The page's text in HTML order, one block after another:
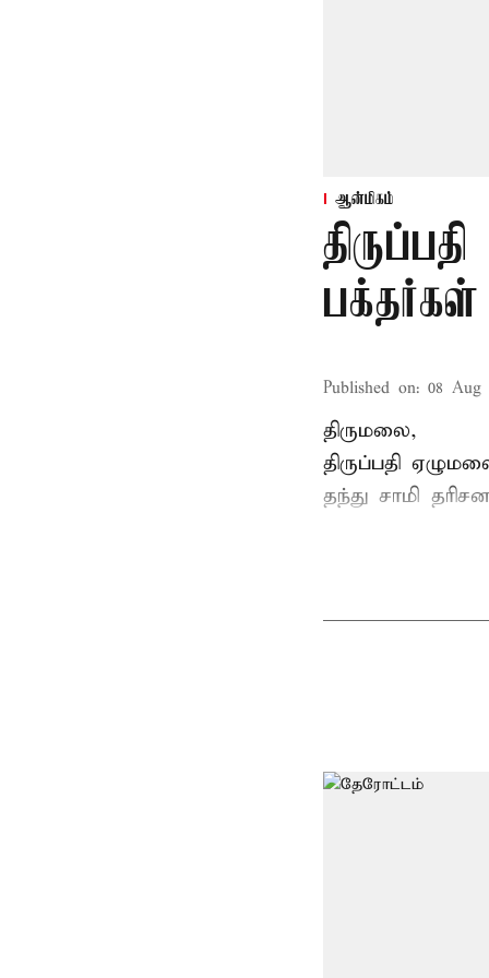
ஆன்மிகம்
பக்தர்கள்
Published on: 08 Aug
திருமலை,
திருப்பதி
தந்து சாமி